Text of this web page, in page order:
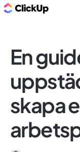
En
skapa